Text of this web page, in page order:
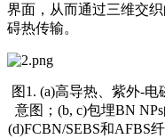
界面，从而通过三维交
碍热传输。
图1. (a)高导热、紫外-
意图；(b, c)包埋BN
(d)FCBN/SEBS和AFBS